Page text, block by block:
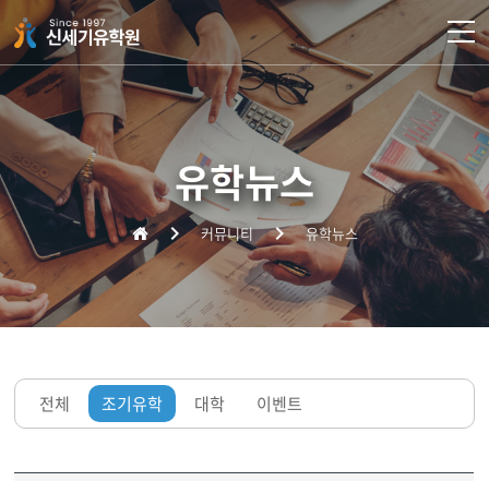
주메뉴 바로가기
컨텐츠 바로가기
유학뉴스
커뮤니티 유학뉴스
전체 조기유학 대학 이벤트